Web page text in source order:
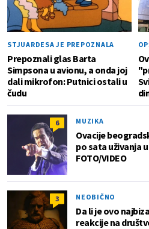
STJUARDESA JE PREPOZNALA
Prepoznali glas Barta
Simpsona u avionu, a onda joj
dali mikrofon: Putnici ostali u
čudu
6 MUZIKA
Ovacije
po sata uživanja
FOTO/VIDEO
3 NEOBIČNO
Da li je ovo
reakcije na